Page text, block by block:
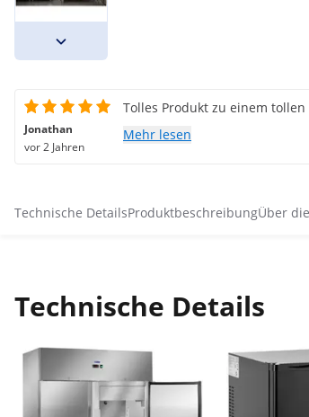
Jonathan
vor 2 Jahren
Tolles Produkt zu einem tollen
Mehr lesen
Technische DetailsProduktbeschreibungÜber
Technische Details